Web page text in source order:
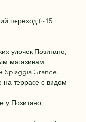
переход (~15
улочек Позитано,
магазинам.
Spiaggia Grande.
на террасе с видом
у Позитано.